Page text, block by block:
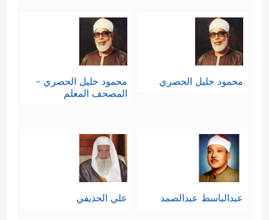
محمود خليل الحصري
محمود خليل الحصري -
المصحف المعلم
عبدالباسط عبدالصمد علي الحذيفي